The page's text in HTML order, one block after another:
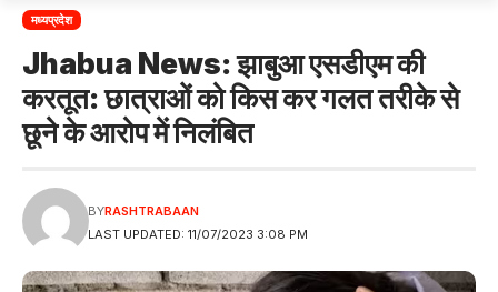
मध्यप्रदेश
Jhabua News: झाबुआ एसडीएम की
करतूत: छात्राओं को किस कर गलत तरीके से
छूने के आरोप में निलंबित
LAST UPDATED: 11/07/2023 3:08 PM
BYRASHTRABAAN